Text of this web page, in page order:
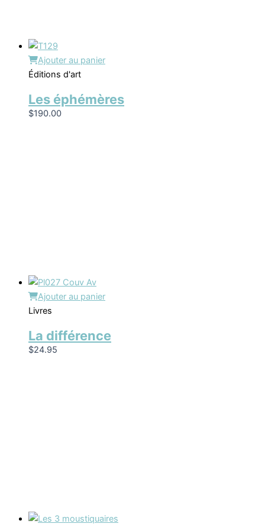
Ajouter au panier
Éditions d'art
Les éphémères
$190.00
Ajouter au panier
Livres
La différence
$24.95